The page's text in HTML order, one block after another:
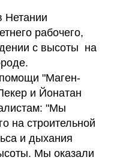
Нетании
рабочего,
с высоты  на
"Маген-
и Йонатан
"Мы
на строительной
и дыхания
Мы оказали